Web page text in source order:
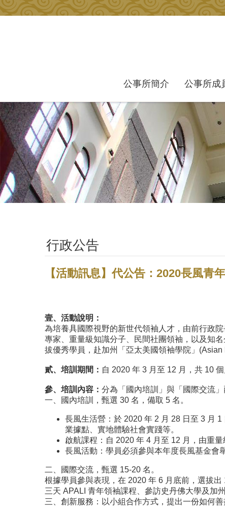
跳到主要內容區塊
公事所簡介 公事所成
行政公告
【活動訊息】代公告：2020長風青
壹、活動說明：
為培養具國際視野的新世代領袖人才，由前行政
專家、重量級知識分子、民間社團領袖，以及知
拔優秀學員，赴加州「亞太美國領袖學院」
貳、培訓期間： 自 2020 年 3 月至 12 月，共 10 個
參、培訓內容： 分為「國內培訓」與「國際交流」
一、國內培訓，甄選 30 名，備取 5 名。
長風生活營：於 2020 年 2 月 28 日至 3 月
業據點、實地體驗社會實踐等。
啟航課程：自 2020 年 4 月至 12 月，由重
長風活動：學員必須參與本年度長風基金會
二、國際交流，甄選 15-20 名。
根據學員參與表現，在 2020 年 6 月底前，選拔
三天 APALI 青年領袖課程、參訪史丹佛大學及加
三、創新服務：以小組合作方式，提出一份如何